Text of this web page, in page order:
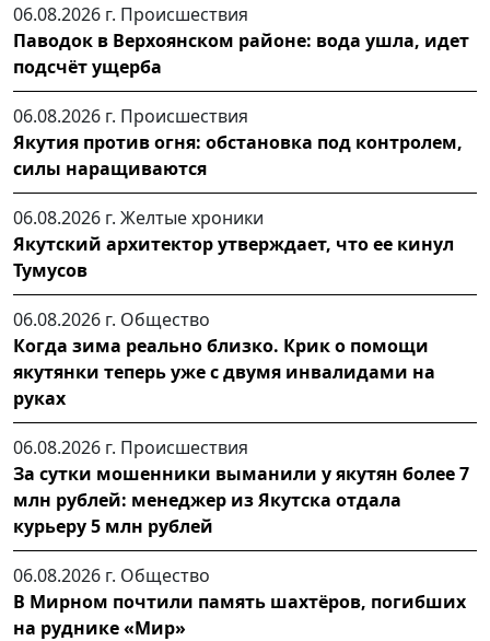
06.08.2026 г. Происшествия
Паводок в Верхоянском районе: вода ушла, идет
подсчёт ущерба
06.08.2026 г. Происшествия
Якутия против огня: обстановка под контролем,
силы наращиваются
06.08.2026 г. Желтые хроники
Якутский архитектор утверждает, что ее кинул
Тумусов
06.08.2026 г. Общество
Когда зима реально близко. Крик о помощи
якутянки теперь уже с двумя инвалидами на
руках
06.08.2026 г. Происшествия
За сутки мошенники выманили у якутян более 7
млн рублей: менеджер из Якутска отдала
курьеру 5 млн рублей
06.08.2026 г. Общество
В Мирном почтили память шахтёров, погибших
на руднике «Мир»